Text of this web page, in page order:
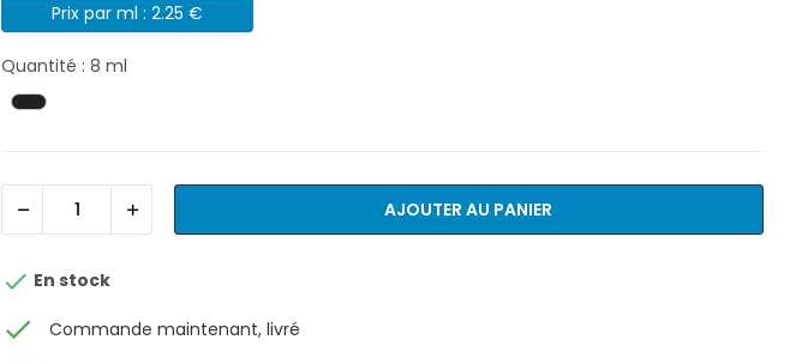
Prix par ml : 2.25 €
Quantité : 8 ml
AJOUTER AU PANIER
 En stock
check Commande maintenant, livré